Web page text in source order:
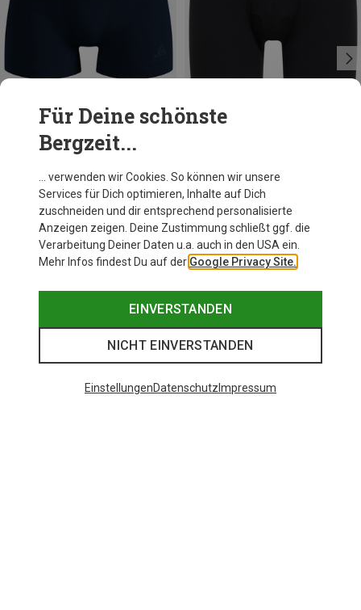
Herren Performance X-Light Boxer
CHF 34.95
M L XL
Für Deine schönste
Bergzeit...
… verwenden wir Cookies. So können wir unsere
Services für Dich optimieren, Inhalte auf Dich
zuschneiden und dir entsprechend personalisierte
Anzeigen zeigen. Deine Zustimmung schließt ggf. die
Verarbeitung Deiner Daten u.a. auch in den USA ein.
Mehr Infos findest Du auf der Google Privacy Site.
EINVERSTANDEN
NICHT EINVERSTANDEN
EinstellungenDatenschutz Impressum